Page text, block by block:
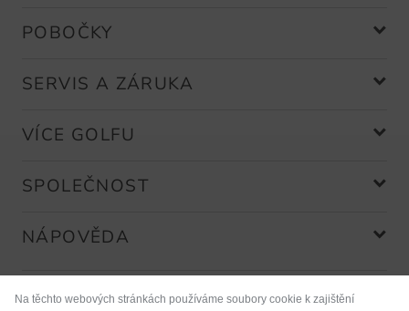
POBOČKY
SERVIS A ZÁRUKA
VÍCE GOLFU
SPOLEČNOST
NÁPOVĚDA
Na těchto webových stránkách používáme soubory cookie k zajištění